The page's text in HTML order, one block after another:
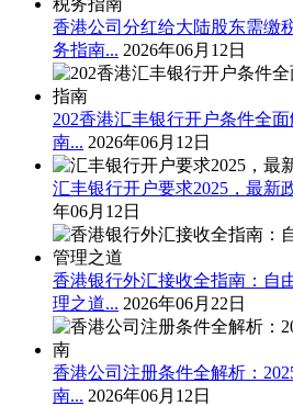
香港公司分红给大陆股东需缴
务指南... 2026年06月12日
202香港汇丰银行开户条件全
南... 2026年06月12日
汇丰银行开户要求2025，最新
年06月12日
香港银行外汇接收全指南：自
理之道... 2026年06月22日
香港公司注册条件全解析：
南... 2026年06月12日